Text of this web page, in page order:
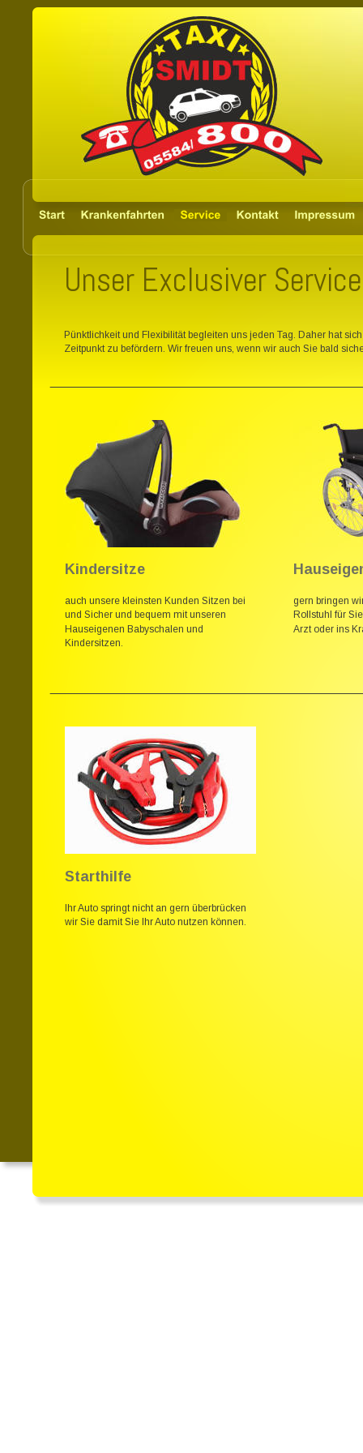
Unser Exclusiver
Pünktlichkeit und Flexibilität begleiten uns jeden Tag. Daher hat
Zeitpunkt zu befördern. Wir freuen uns, wenn wir auch Sie bald
Kindersitze
auch unsere kleinsten Kunden Sitzen bei
und Sicher und bequem mit unseren
Hauseigenen Babyschalen und
Kindersitzen.
gern bringen
Rollstuhl für
Arzt oder ins
Starthilfe
Ihr Auto springt nicht an gern überbrücken
wir Sie damit Sie Ihr Auto nutzen können.